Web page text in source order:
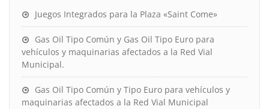
Juegos Integrados para la Plaza «Saint Come»
Gas Oil Tipo Común y Gas Oil Tipo Euro para
vehículos y maquinarias afectados a la Red Vial
Municipal.
Gas Oil Tipo Común y Tipo Euro para vehículos y
maquinarias afectados a la Red Vial Municipal